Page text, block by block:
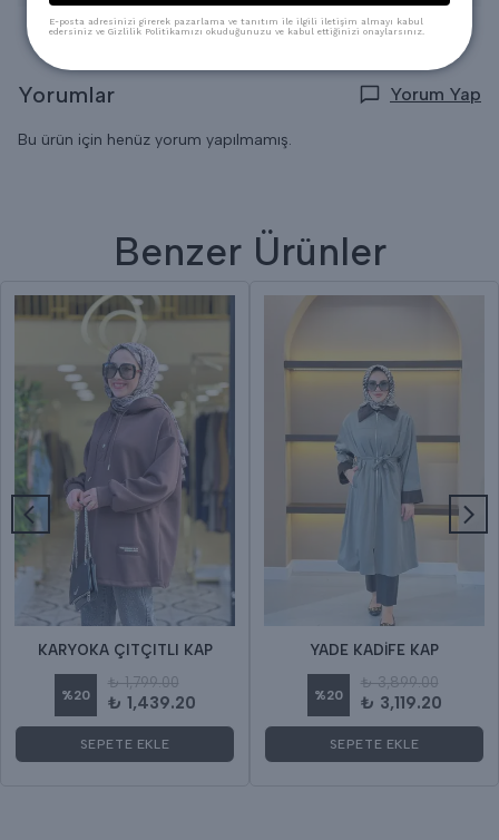
Yorumlar Yorum Yap
Bu ürün için henüz yorum yapılmamış.
Benzer Ürünler
KARYOKA ÇITÇITLI KAP
%20
₺ 1,799.00
₺ 1,439.20
SEPETE EKLE
YADE KADİFE KAP
%20
₺ 3,899.00
₺ 3,119.20
SEPETE EKLE
E-posta adresinizi girerek pazarlama ve tanıtım ile ilgili iletişim almayı kabul
edersiniz ve Gizlilik Politikamızı okuduğunuzu ve kabul ettiğinizi onaylarsınız.